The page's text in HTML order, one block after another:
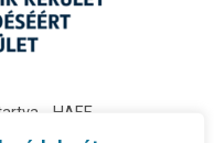
- HAFE